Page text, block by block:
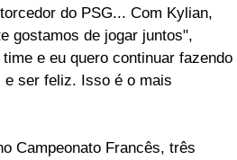
do PSG... Com Kylian,
gostamos de jogar juntos",
e eu quero continuar fazendo
e ser feliz. Isso é o mais
Campeonato Francês, três